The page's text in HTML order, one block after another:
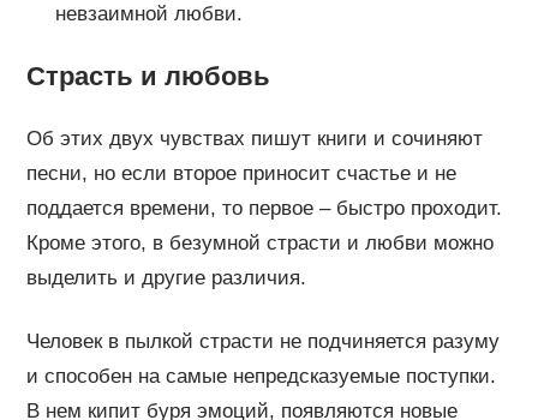
невзаимной любви.
Страсть и любовь
Об этих двух чувствах пишут книги и сочиняют
песни, но если второе приносит счастье и не
поддается времени, то первое – быстро проходит.
Кроме этого, в безумной страсти и любви можно
выделить и другие различия.
Человек в пылкой страсти не подчиняется разуму
и способен на самые непредсказуемые поступки.
В нем кипит буря эмоций, появляются новые